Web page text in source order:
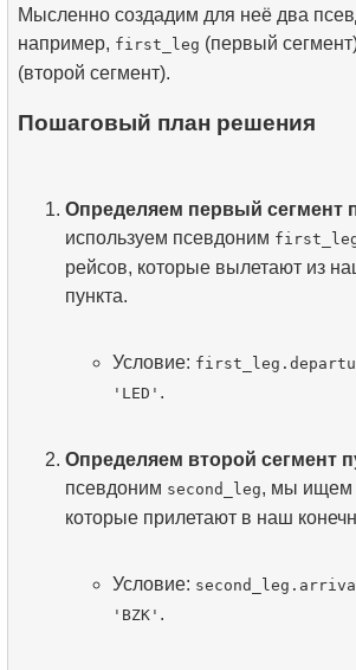
Мысленно создадим для неё два
например, first_leg (первый
(второй сегмент).
Пошаговый план решения
Определяем первый сегмент
используем псевдоним
рейсов, которые вылетают из
пункта.
Условие:
'LED' .
Определяем второй сегмент
псевдоним second_leg, мы ищем
которые прилетают в наш
Условие:
'BZK' .